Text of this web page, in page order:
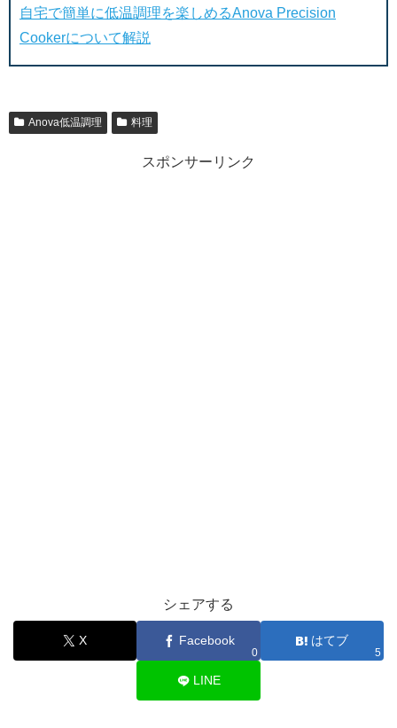
自宅で簡単に低温調理を楽しめるAnova Precision
Cookerについて解説
Anova低温調理 料理
スポンサーリンク
シェアする
X Facebook
0
はてブ
5
LINE